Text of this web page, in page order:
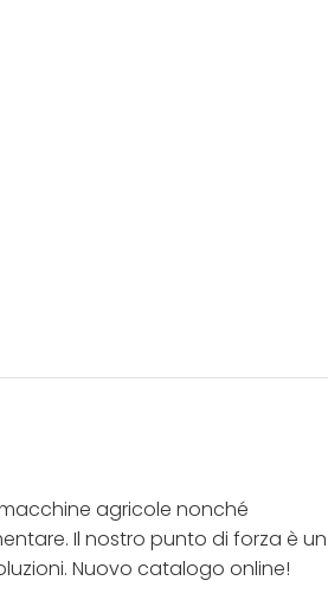
agricole nonché
Il nostro punto di forza è un
Nuovo catalogo online!